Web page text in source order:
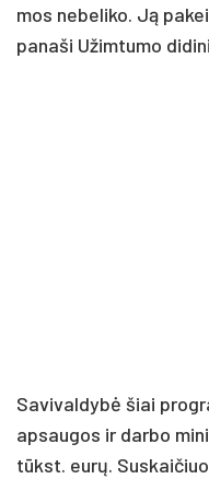
mos ne­be­li­ko. Ją
pa­na­ši Užim­tu­mo
Sa­vi­val­dy­bė šiai
ap­sau­gos ir dar­bo
tūkst. eu­rų.